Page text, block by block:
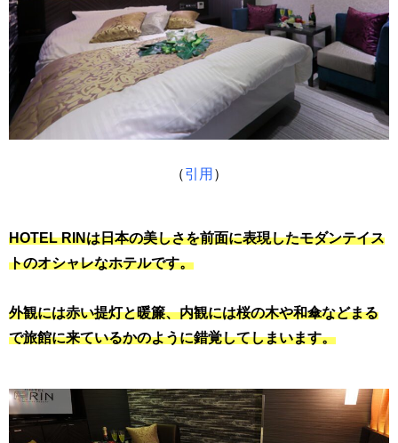
（引用 ）
HOTEL RINは日本の美しさを前面に表現したモダンテイス
トのオシャレなホテルです。
外観には赤い提灯と暖簾、内観には桜の木や和傘などまる
で旅館に来ているかのように錯覚してしまいます。